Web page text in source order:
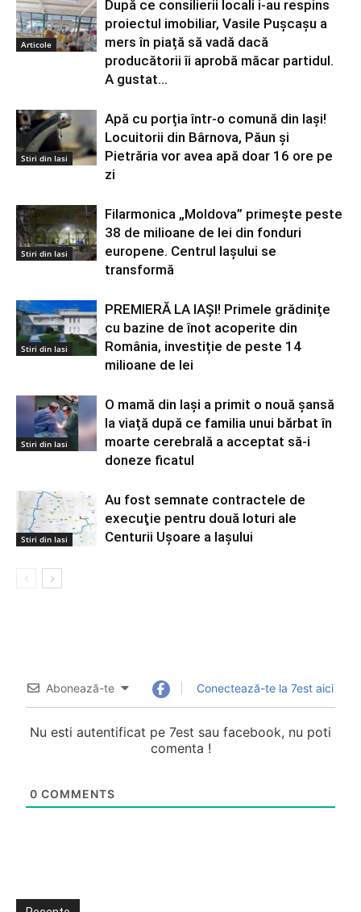
Articole
După ce consilierii locali i-au respins
proiectul imobiliar, Vasile Pușcașu a
mers în piață să vadă dacă
producătorii îi aprobă măcar partidul.
A gustat...
Stiri din Iasi
Apă cu porția într-o comună din Iași!
Locuitorii din Bârnova, Păun și
Pietrăria vor avea apă doar 16 ore pe
zi
Stiri din Iasi
Filarmonica „Moldova” primește peste
38 de milioane de lei din fonduri
europene. Centrul Iașului se
transformă
Stiri din Iasi
PREMIERĂ LA IAȘI! Primele grădinițe
cu bazine de înot acoperite din
România, investiție de peste 14
milioane de lei
Stiri din Iasi
O mamă din Iași a primit o nouă șansă
la viață după ce familia unui bărbat în
moarte cerebrală a acceptat să-i
doneze ficatul
Stiri din Iasi
Au fost semnate contractele de
execuţie pentru două loturi ale
Centurii Uşoare a Iaşului
Abonează-te Conectează-te la 7est aici
Nu esti autentificat pe 7est sau facebook, nu poti
comenta !
0 COMMENTS